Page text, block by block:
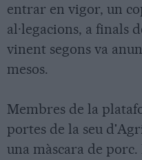
entrar en vigor, un
al·legacions, a finals
vinent segons va
mesos.
Membres de la
portes de la seu
una màscara de